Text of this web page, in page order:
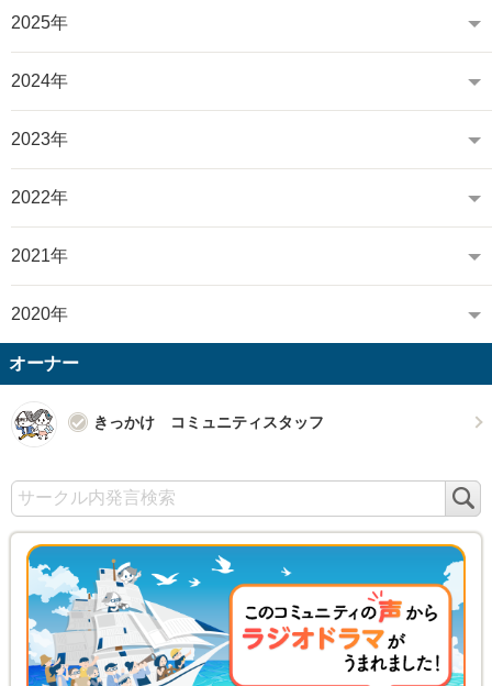
2025年
2024年
2023年
2022年
2021年
2020年
オーナー
きっかけ コミュニティスタッフ
索